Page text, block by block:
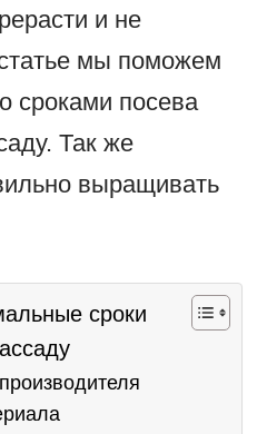
и не
мы поможем
сроками посева
Так же
выращивать
сроки